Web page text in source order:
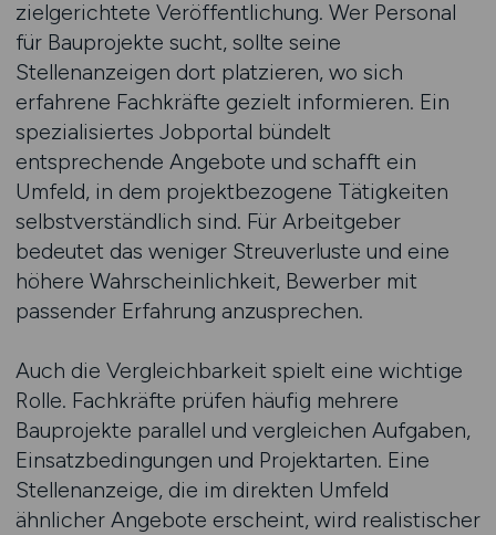
zielgerichtete Veröffentlichung. Wer Personal
für Bauprojekte sucht, sollte seine
Stellenanzeigen dort platzieren, wo sich
erfahrene Fachkräfte gezielt informieren. Ein
spezialisiertes Jobportal bündelt
entsprechende Angebote und schafft ein
Umfeld, in dem projektbezogene Tätigkeiten
selbstverständlich sind. Für Arbeitgeber
bedeutet das weniger Streuverluste und eine
höhere Wahrscheinlichkeit, Bewerber mit
passender Erfahrung anzusprechen.
Auch die Vergleichbarkeit spielt eine wichtige
Rolle. Fachkräfte prüfen häufig mehrere
Bauprojekte parallel und vergleichen Aufgaben,
Einsatzbedingungen und Projektarten. Eine
Stellenanzeige, die im direkten Umfeld
ähnlicher Angebote erscheint, wird realistischer